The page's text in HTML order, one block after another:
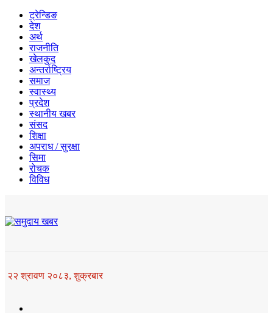
ट्रेन्डिङ
देश
अर्थ
राजनीति
खेलकुद
अन्तर्राष्ट्रिय
समाज
स्वास्थ्य
प्रदेश
स्थानीय खबर
संसद
शिक्षा
अपराध / सुरक्षा
सिमा
रोचक
विविध
२२ श्रावण २०८३, शुक्रबार